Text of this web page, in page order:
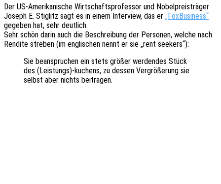
Der US-Ameri­ka­ni­sche Wirt­schafts­pro­fes­sor und Nobel­preis­trä­ger
Joseph E. Stig­litz sagt es in einem Inter­view, das er „FoxBusi­ness“
gege­ben hat, sehr deutlich.
Sehr schön darin auch die Beschrei­bung der Perso­nen, welche nach
Rendi­te stre­ben (im engli­schen nennt er sie „rent seekers“):
Sie bean­spru­chen ein stets größer werden­des Stück
des (Leistungs)-kuchens, zu dessen Vergrö­ße­rung sie
selbst aber nichts beitragen.